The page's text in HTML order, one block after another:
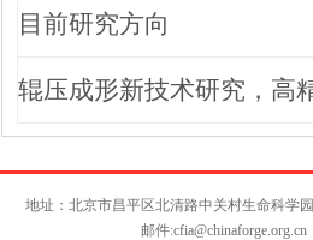
目前研究方向
辊压成形新技术研究，高
地址：北京市昌平区北清路中关村生命科学
邮件:cfia@chinaforge.org.cn